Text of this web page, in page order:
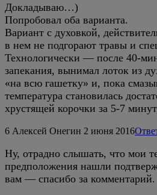
Докладываю…)
Попробовал оба варианта.
Вариант с духовкой,
в нем не подгорают травы и
Технологически — после 40-
запекания, вынимал лоток из
«на всю гашетку» и, пока
температура становилась
хрустящей корочки за 5-7
6 Алексей Онегин 2 июня 2016
Ну, отрадно слышать, что мои
предположения нашли
вам — спасибо за комментарий.